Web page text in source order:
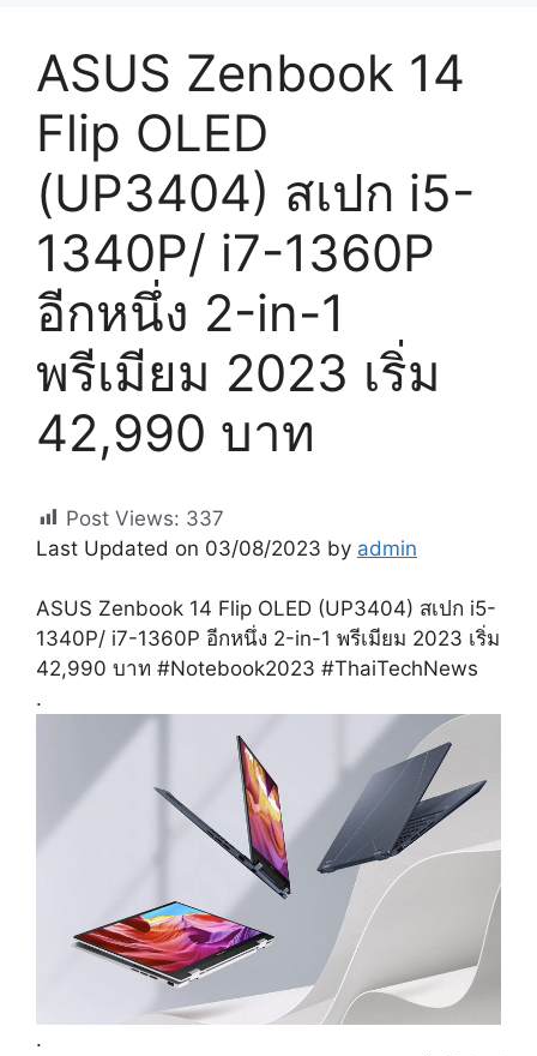
ASUS Zenbook 14
Flip OLED
(UP3404) สเปก i5-
1340P/ i7-1360P
อีกหนึ่ง 2-in-1
พรีเมียม 2023 เริ่ม
42,990 บาท
Post Views: 337
Last Updated on 03/08/2023 by admin
ASUS Zenbook 14 Flip OLED (UP3404) สเปก i5-
1340P/ i7-1360P อีกหนึ่ง 2-in-1 พรีเมียม 2023 เริ่ม
42,990 บาท #Notebook2023 #ThaiTechNews
.
.